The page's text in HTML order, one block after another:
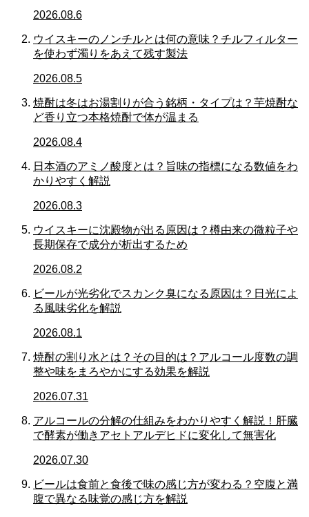
2026.08.6
ウイスキーのノンチルとは何の意味？チルフィルター
を使わず濁りをあえて残す製法
2026.08.5
焼酎は冬はお湯割りが合う銘柄・タイプは？芋焼酎な
ど香り立つ本格焼酎で体が温まる
2026.08.4
日本酒のアミノ酸度とは？旨味の指標になる数値をわ
かりやすく解説
2026.08.3
ウイスキーに沈殿物が出る原因は？樽由来の微粒子や
長期保存で成分が析出するため
2026.08.2
ビールが光劣化でスカンク臭になる原因は？日光によ
る風味劣化を解説
2026.08.1
焼酎の割り水とは？その目的は？アルコール度数の調
整や味をまろやかにする効果を解説
2026.07.31
アルコールの分解の仕組みをわかりやすく解説！肝臓
で酵素が働きアセトアルデヒドに変化して無害化
2026.07.30
ビールは食前と食後で味の感じ方が変わる？空腹と満
腹で異なる味覚の感じ方を解説